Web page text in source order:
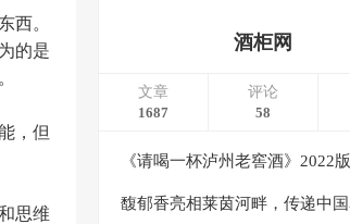
西。
的是
，但
思维
酒柜网
文章
1687
评论
58
《请喝一杯泸州老窖酒》2022版